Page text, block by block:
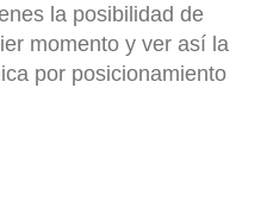
la posibilidad de
momento y ver así la
por posicionamiento